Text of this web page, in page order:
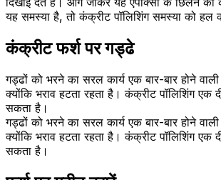
यह समस्या है, तो कंक्रीट पॉलिशिंग समस्या को हल
कंक्रीट फर्श पर गड्ढे
गड्ढों को भरने का सरल कार्य एक बार-बार होने
क्योंकि भराव हटता रहता है। कंक्रीट पॉलिशिंग एक
सकता है।
गड्ढों को भरने का सरल कार्य एक बार-बार होने
क्योंकि भराव हटता रहता है। कंक्रीट पॉलिशिंग एक
सकता है।